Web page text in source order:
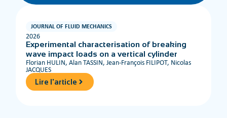
JOURNAL OF FLUID MECHANICS
2026
Experimental characterisation of breaking
wave impact loads on a vertical cylinder
Florian HULIN, Alan TASSIN, Jean-François FILIPOT, Nicolas
JACQUES
Lire l'article